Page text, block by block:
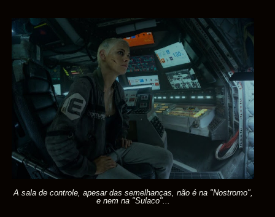
A sala de controle, apesar das semelhanças, não é na "Nostromo",
e nem na "Sulaco"...